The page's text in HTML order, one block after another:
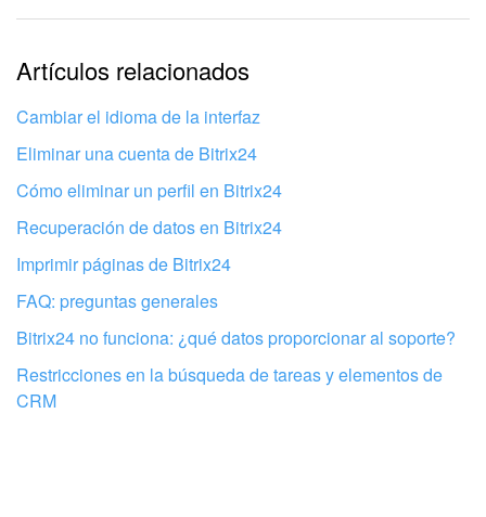
Firma electrónica para RR. HH.
Automatización
Flujos de trabajo
Gestión del inventario
Widget del empleado
Configuraciones de la cuenta
La información está desactualizada
La explicación es demasiado corta. Necesito más
información
Artículos relacionados
Cambiar el idioma de la interfaz
Eliminar una cuenta de Bitrix24
Cómo eliminar un perfil en Bitrix24
Recuperación de datos en Bitrix24
Imprimir páginas de Bitrix24
FAQ: preguntas generales
Bitrix24 no funciona: ¿qué datos proporcionar al soporte?
Restricciones en la búsqueda de tareas y elementos de
CRM